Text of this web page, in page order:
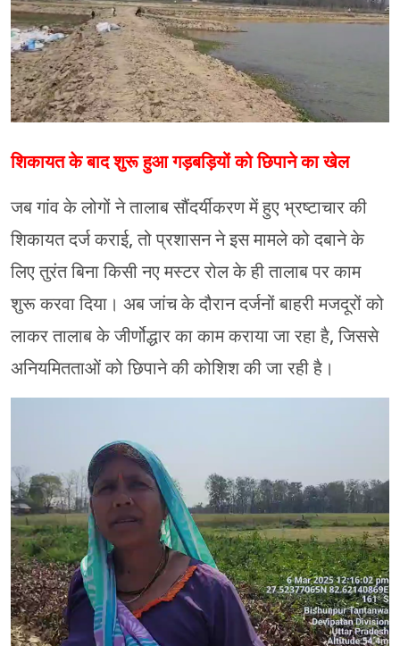
शिकायत के बाद शुरू हुआ गड़बड़ियों को छिपाने का खेल
जब गांव के लोगों ने तालाब सौंदर्यीकरण में हुए भ्रष्टाचार की
शिकायत दर्ज कराई, तो प्रशासन ने इस मामले को दबाने के
लिए तुरंत बिना किसी नए मस्टर रोल के ही तालाब पर काम
शुरू करवा दिया। अब जांच के दौरान दर्जनों बाहरी मजदूरों को
लाकर तालाब के जीर्णोद्धार का काम कराया जा रहा है, जिससे
अनियमितताओं को छिपाने की कोशिश की जा रही है।